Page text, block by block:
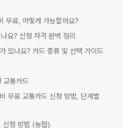
무료, 어떻게 가능할까요?
요? 신청 자격 완벽 정리
있나요? 카드 종류 및 선택 가이드
교통카드
무료 교통카드 신청 방법, 단계별
신청 방법 (농협)